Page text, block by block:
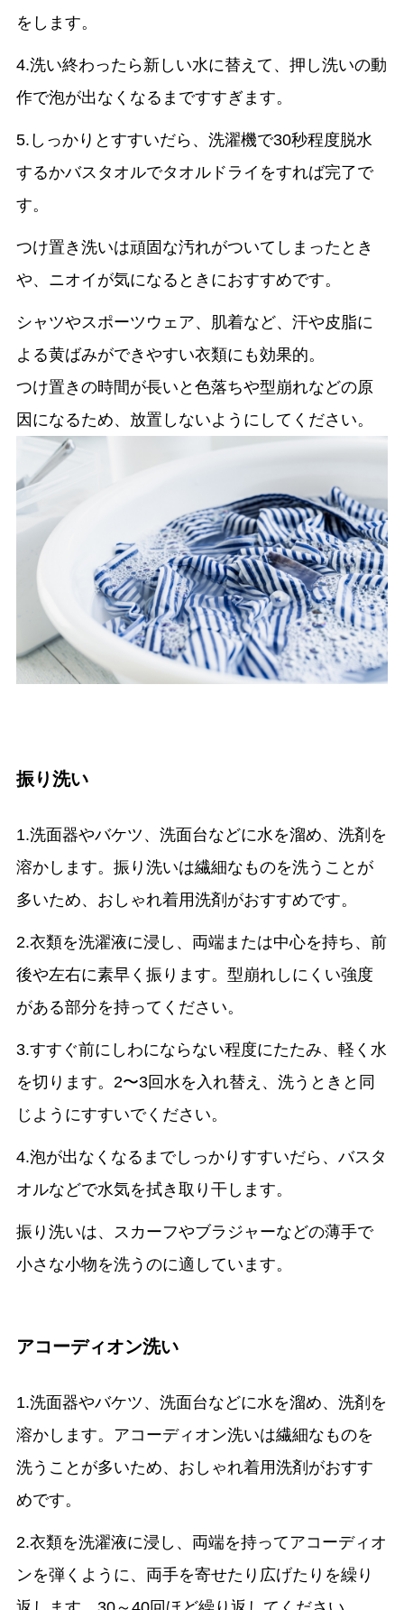
をします。
4.洗い終わったら新しい水に替えて、押し洗いの動
作で泡が出なくなるまですすぎます。
5.しっかりとすすいだら、洗濯機で30秒程度脱水
するかバスタオルでタオルドライをすれば完了で
す。
つけ置き洗いは頑固な汚れがついてしまったとき
や、ニオイが気になるときにおすすめです。
シャツやスポーツウェア、肌着など、汗や皮脂に
よる黄ばみができやすい衣類にも効果的。
つけ置きの時間が長いと色落ちや型崩れなどの原
因になるため、放置しないようにしてください。
振り洗い
1.洗面器やバケツ、洗面台などに水を溜め、洗剤を
溶かします。振り洗いは繊細なものを洗うことが
多いため、おしゃれ着用洗剤がおすすめです。
2.衣類を洗濯液に浸し、両端または中心を持ち、前
後や左右に素早く振ります。型崩れしにくい強度
がある部分を持ってください。
3.すすぐ前にしわにならない程度にたたみ、軽く水
を切ります。2〜3回水を入れ替え、洗うときと同
じようにすすいでください。
4.泡が出なくなるまでしっかりすすいだら、バスタ
オルなどで水気を拭き取り干します。
振り洗いは、スカーフやブラジャーなどの薄手で
小さな小物を洗うのに適しています。
アコーディオン洗い
1.洗面器やバケツ、洗面台などに水を溜め、洗剤を
溶かします。アコーディオン洗いは繊細なものを
洗うことが多いため、おしゃれ着用洗剤がおすす
めです。
2.衣類を洗濯液に浸し、両端を持ってアコーディオ
ンを弾くように、両手を寄せたり広げたりを繰り